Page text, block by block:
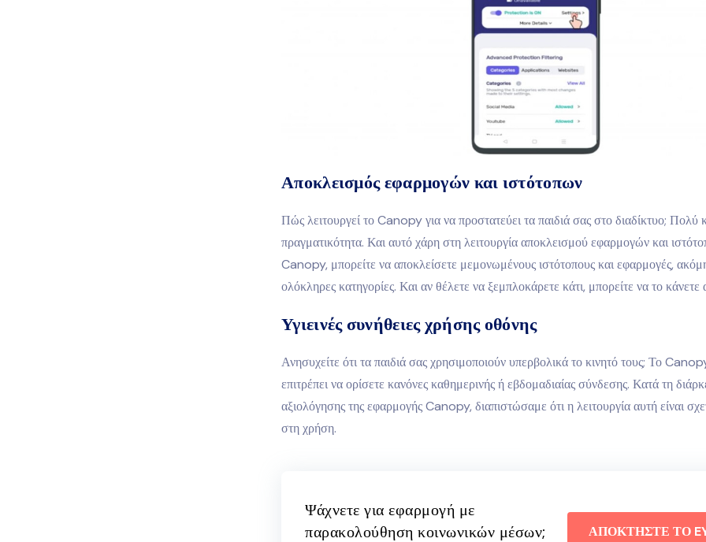
Αποκλεισμός εφαρμογών και ιστότοπων
Πώς λειτουργεί το Canopy για να προστατεύει τα παιδιά σας στο διαδίκτυο; Πολύ
πραγματικότητα. Και αυτό χάρη στη λειτουργία αποκλεισμού εφαρμογών και
Canopy, μπορείτε να αποκλείσετε μεμονωμένους ιστότοπους και εφαρμογές,
ολόκληρες κατηγορίες. Και αν θέλετε να ξεμπλοκάρετε κάτι, μπορείτε να το
Υγιεινές συνήθειες χρήσης οθόνης
Ανησυχείτε ότι τα παιδιά σας χρησιμοποιούν υπερβολικά το κινητό τους; Το
επιτρέπει να ορίσετε κανόνες καθημερινής ή εβδομαδιαίας σύνδεσης. Κατά τη
αξιολόγησης της εφαρμογής Canopy, διαπιστώσαμε ότι η λειτουργία αυτή είναι
στη χρήση.
Ψάχνετε για εφαρμογή με
παρακολούθηση κοινωνικών μέσων;
ΑΠΟΚΤΗΣΤΕ ΤΟ